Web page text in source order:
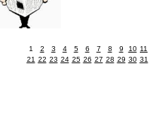
1 2 3 4 5 6 7 8 9 10 11
21 22 23 24 25 26 27 28 29 30 31